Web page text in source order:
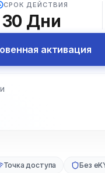
СРОК ДЕЙСТВИЯ
30 Дни
активация
Точка доступа Без